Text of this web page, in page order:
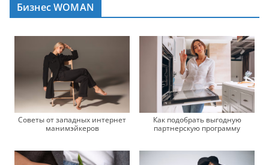
Бизнес WOMAN
Советы от западных интернет
манимэйкеров
Как подобрать выгодную
партнерскую программу